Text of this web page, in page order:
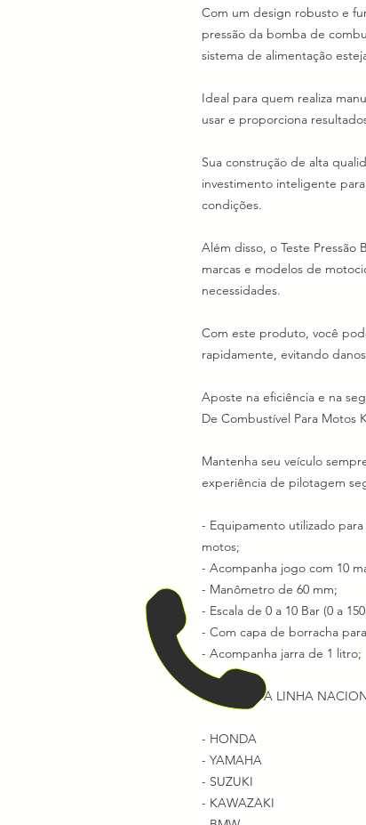
Com um design robusto e
pressão da bomba de
sistema de alimentação
Ideal para quem realiza
usar e proporciona
Sua construção de alta
investimento inteligente
condições.
Além disso, o Teste Pressão
marcas e modelos de
necessidades.
Com este produto, você
rapidamente, evitando
Aposte na eficiência e na
De Combustível Para Motos
Mantenha seu veículo
experiência de pilotagem
- Equipamento utilizado
motos;
- Acompanha jogo com 10
- Manômetro de 60 mm;
- Escala de 0 a 10 Bar (0 a
- Com capa de borracha
- Acompanha jarra de 1 litro;
:: ATENDE A LINHA
- HONDA
- YAMAHA
- SUZUKI
- KAWAZAKI